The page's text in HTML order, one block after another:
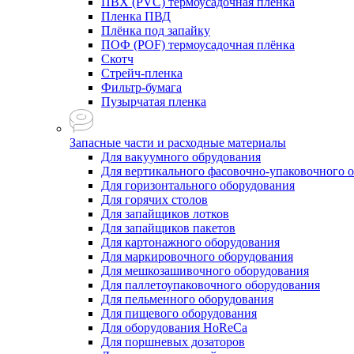
Пленка ПВД
Плёнка под запайку
ПОФ (POF) термоусадочная плёнка
Скотч
Стрейч-пленка
Фильтр-бумага
Пузырчатая пленка
Запасные части и расходные материалы
Для вакуумного обрудования
Для вертикального фасовочно-упаковочного
Для горизонтального оборудования
Для горячих столов
Для запайщиков лотков
Для запайщиков пакетов
Для картонажного оборудования
Для маркировочного оборудования
Для мешкозашивочного оборудования
Для паллетоупаковочного оборудования
Для пельменного оборудования
Для пищевого оборудования
Для оборудования HoReCa
Для поршневых дозаторов